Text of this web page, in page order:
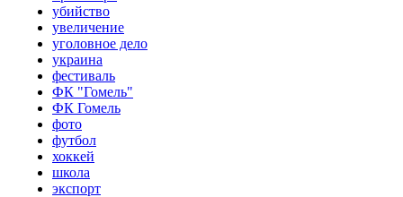
убийство
увеличение
уголовное дело
украина
фестиваль
ФК "Гомель"
ФК Гомель
фото
футбол
хоккей
школа
экспорт